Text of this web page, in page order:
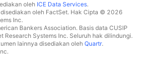
oleh ICE Data Services.
oleh FactSet. Hak Cipta © 2026
Inc.
Bankers Association. Basis data CUSIP
Research Systems Inc. Seluruh hak dilindungi.
lainnya disediakan oleh Quartr.